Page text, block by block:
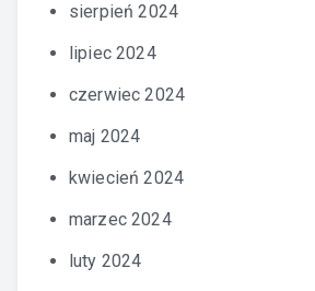
sierpień 2024
lipiec 2024
czerwiec 2024
maj 2024
kwiecień 2024
marzec 2024
luty 2024